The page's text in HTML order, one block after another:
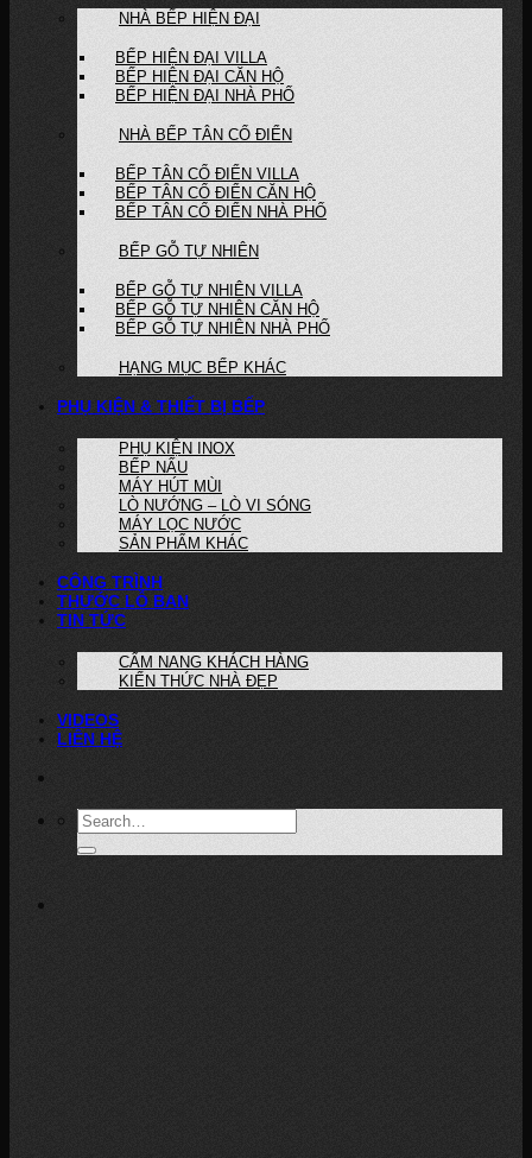
NHÀ BẾP HIỆN ĐẠI
BẾP HIỆN ĐẠI VILLA
BẾP HIỆN ĐẠI CĂN HỘ
BẾP HIỆN ĐẠI NHÀ PHỐ
NHÀ BẾP TÂN CỔ ĐIỂN
BẾP TÂN CỔ ĐIỂN VILLA
BẾP TÂN CỔ ĐIỂN CĂN HỘ
BẾP TÂN CỔ ĐIỂN NHÀ PHỐ
BẾP GỖ TỰ NHIÊN
BẾP GỖ TỰ NHIÊN VILLA
BẾP GỖ TỰ NHIÊN CĂN HỘ
BẾP GỖ TỰ NHIÊN NHÀ PHỐ
HẠNG MỤC BẾP KHÁC
PHỤ KIỆN & THIẾT BỊ BẾP
PHỤ KIỆN INOX
BẾP NẤU
MÁY HÚT MÙI
LÒ NƯỚNG – LÒ VI SÓNG
MÁY LỌC NƯỚC
SẢN PHẨM KHÁC
CÔNG TRÌNH
THƯỚC LỖ BAN
TIN TỨC
CẨM NANG KHÁCH HÀNG
KIẾN THỨC NHÀ ĐẸP
VIDEOS
LIÊN HỆ